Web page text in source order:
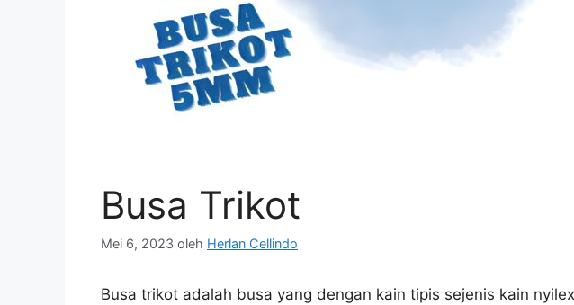
Busa Trikot
Mei 6, 2023 oleh Herlan Cellindo
Busa trikot adalah busa yang dengan kain tipis sejenis kain